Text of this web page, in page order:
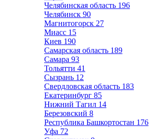
Челябинская область 196
Челябинск 90
Магнитогорск 27
Миасс 15
Киев 190
Самарская область 189
Самара 93
Тольятти 41
Сызрань 12
Свердловская область 183
Екатеринбург 85
Нижний Тагил 14
Березовский 8
Республика Башкортостан 176
Уфа 72